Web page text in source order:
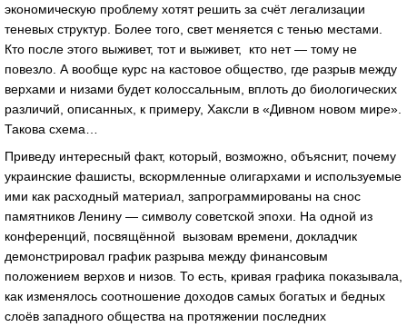
экономическую проблему хотят решить за счёт легализации
теневых структур. Более того, свет меняется с тенью местами.
Кто после этого выживет, тот и выживет, кто нет — тому не
повезло. А вообще курс на кастовое общество, где разрыв между
верхами и низами будет колоссальным, вплоть до биологических
различий, описанных, к примеру, Хаксли в «Дивном новом мире».
Такова схема…
Приведу интересный факт, который, возможно, объяснит, почему
украинские фашисты, вскормленные олигархами и используемые
ими как расходный материал, запрограммированы на снос
памятников Ленину — символу советской эпохи. На одной из
конференций, посвящённой вызовам времени, докладчик
демонстрировал график разрыва между финансовым
положением верхов и низов. То есть, кривая графика показывала,
как изменялось соотношение доходов самых богатых и бедных
слоёв западного общества на протяжении последних